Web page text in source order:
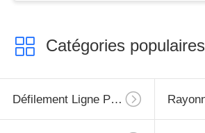
Catégories populaires
Défilement Ligne Par Ligne Résistant De Palette